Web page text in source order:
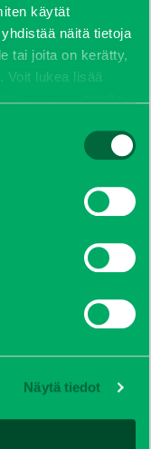
käytät
näitä tietoja
tai joita on kerätty,
Voit lukea lisää
Näytä tiedot